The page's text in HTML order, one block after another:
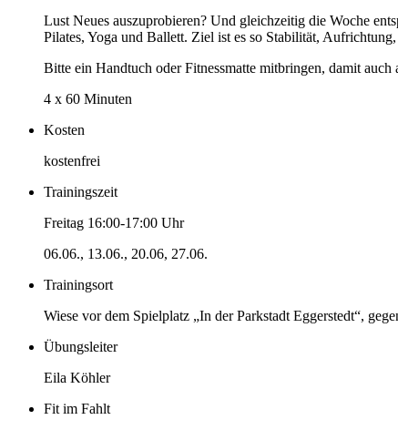
Lust Neues auszuprobieren? Und gleichzeitig die Woche
Pilates, Yoga und Ballett. Ziel ist es so Stabilität,
Bitte ein Handtuch oder Fitnessmatte mitbringen, damit
4 x 60 Minuten
Kosten
kostenfrei
Trainingszeit
Freitag 16:00-17:00 Uhr
06.06., 13.06., 20.06, 27.06.
Trainingsort
Wiese vor dem Spielplatz „In der Parkstadt Eggerstedt“,
Übungsleiter
Eila Köhler
Fit im Fahlt